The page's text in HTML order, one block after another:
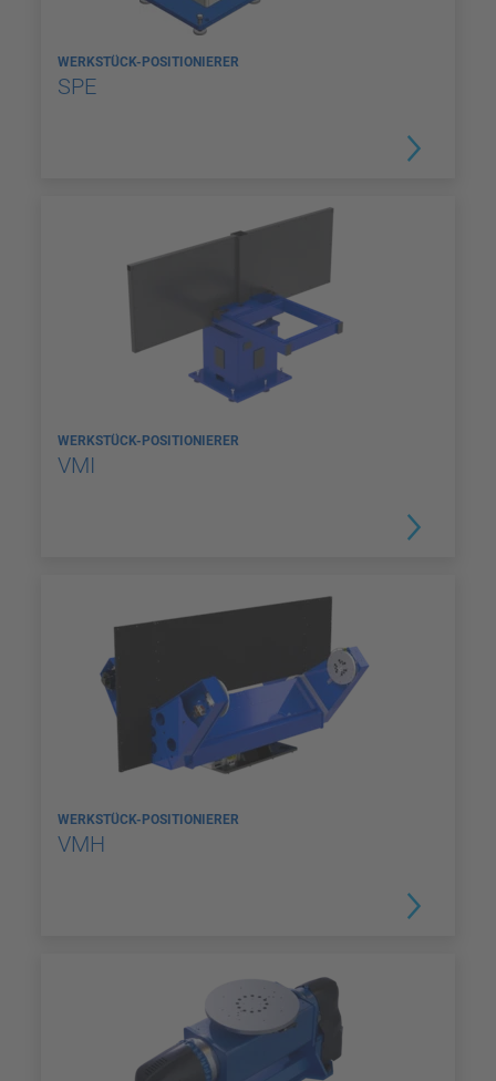
WERKSTÜCK-POSITIONIERER
SPE
WERKSTÜCK-POSITIONIERER
VMI
WERKSTÜCK-POSITIONIERER
VMH